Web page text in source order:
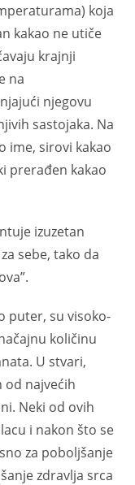
koja
kakao ne utiče
krajnji
na
njegovu
sastojaka. Na
ime, sirovi kakao
prerađen kakao
izuzetan
sebe, tako da
puter, su visoko-
količinu
U stvari,
od najvećih
Neki od ovih
i nakon što se
za poboljšanje
zdravlja srca